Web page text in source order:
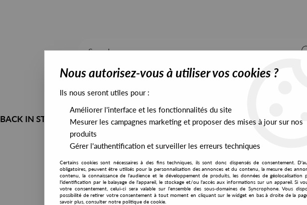
BACK IN STOCK ALL STOCK EXCLUSIVES PRESALES EXCLUSIVES
Nous autorisez-vous à utiliser vos cookies ?
Ils nous seront utiles pour :
Améliorer l'interface et les fonctionnalités du site
Mesurer les campagnes marketing et proposer des mises à jour sur nos
produits
Gérer l'authentification et surveiller les erreurs techniques
Certains cookies sont nécessaires à des fins techniques, ils sont donc dispensés de consentement.
obligatoires, peuvent être utilisés pour la personnalisation des annonces et du contenu, la mesure des
contenu, la connaissance de l'audience et le développement de produits, les données de géolocalisation
l'identification par le balayage de l'appareil, le stockage et/ou l'accès aux informations sur un appareil. Si
votre consentement, celui-ci sera valable sur l’ensemble des sous-domaines de Syncrophone. Vous
possibilité de retirer votre consentement à tout moment en cliquant sur le widget en bas à droite de la
savoir plus, consulter notre politique de cookie.